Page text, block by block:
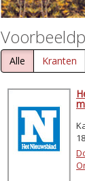
Alle Kranten